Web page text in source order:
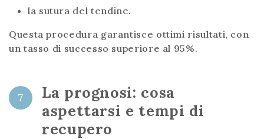
la sutura del tendine.
Questa procedura garantisce ottimi risultati, con
un tasso di successo superiore al 95%.
7
La prognosi: cosa
aspettarsi e tempi di
recupero